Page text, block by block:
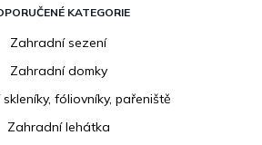
KATEGORIE
Zahradní sezení
Zahradní domky
fóliovníky, pařeniště
Zahradní lehátka